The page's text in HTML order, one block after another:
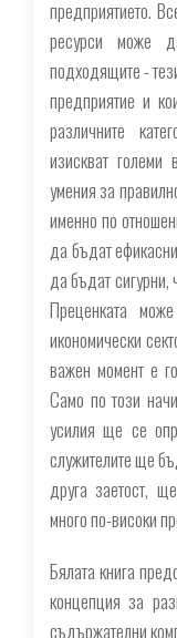
предприятието.
ресурси може
подходящите -
предприятие и
различните
изискват
умения за
именно по
да бъдат
да бъдат сигурни,
Преценката
икономически
важен момент е
Само по този
усилия ще се
служителите ще
друга заетост,
много по-високи
Бялата книга
концепция за
съдържателни